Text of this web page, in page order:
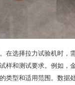
选择拉力试验机时，
和测试要求。例如
型和适用范围。数